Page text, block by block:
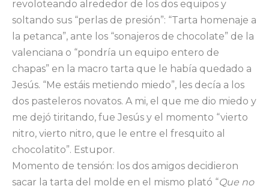
revoloteando alrededor de los dos equipos y
soltando sus “perlas de presión”: “Tarta homenaje a
la petanca”, ante los “sonajeros de chocolate” de la
valenciana o “pondría un equipo entero de
chapas” en la macro tarta que le había quedado a
Jesús. “Me estáis metiendo miedo”, les decía a los
dos pasteleros novatos. A mi, el que me dio miedo y
me dejó tiritando, fue Jesús y el momento “vierto
nitro, vierto nitro, que le entre el fresquito al
chocolatito”. Estupor.
Momento de tensión: los dos amigos decidieron
sacar la tarta del molde en el mismo plató “Que no